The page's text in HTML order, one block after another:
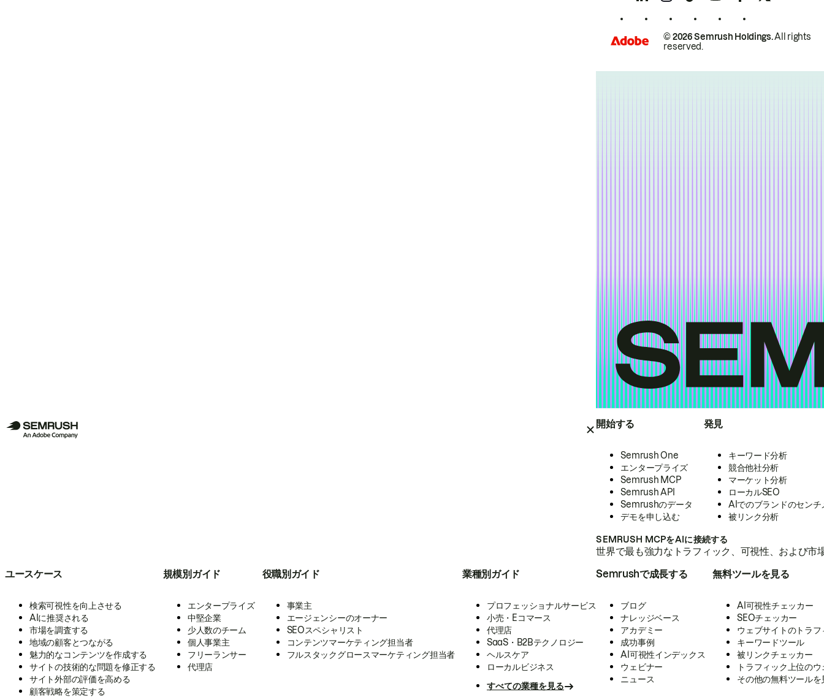
開始する
Semrush One
エンタープライズ
Semrush MCP
Semrush API
Semrushのデータ
デモを申し込む
発見
キーワード分析
競合他社分析
マーケット分析
ローカルSEO
AIでのブランドのセンチ
被リンク分析
SEMRUSH MCPをAIに接続する
世界で最も強力なトラフィック、可視性、および
ユースケース
検索可視性を向上させる
AIに推奨される
市場を調査する
地域の顧客とつながる
魅力的なコンテンツを作成する
サイトの技術的な問題を修正する
サイト外部の評価を高める
顧客戦略を策定する
規模別ガイド
エンタープライズ
中堅企業
少人数のチーム
個人事業主
フリーランサー
代理店
役職別ガイド
事業主
エージェンシーのオーナー
SEOスペシャリスト
コンテンツマーケティング担当者
フルスタックグロースマーケティング担当者
業種別ガイド
プロフェッショナルサービス
小売・Eコマース
代理店
SaaS・B2Bテクノロジー
ヘルスケア
ローカルビジネス
すべての業種を見る
Semrushで成長する
ブログ
ナレッジベース
アカデミー
成功事例
AI可視性インデックス
ウェビナー
ニュース
無料ツールを見る
AI可視性チェッカー
SEOチェッカー
ウェブサイトのトラ
キーワードツール
被リンクチェッカー
トラフィック上位の
その他の無料ツールを
© 2026 Semrush Holdings.All rights
reserved.